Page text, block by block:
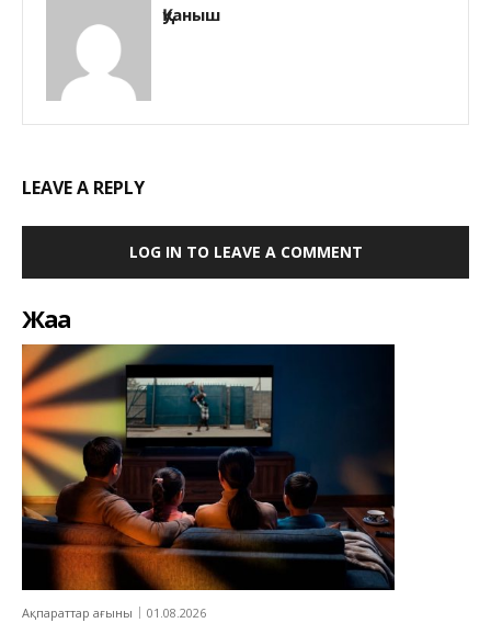
Қуаныш
LEAVE A REPLY
LOG IN TO LEAVE A COMMENT
Жаңа
Ақпараттар ағыны 01.08.2026